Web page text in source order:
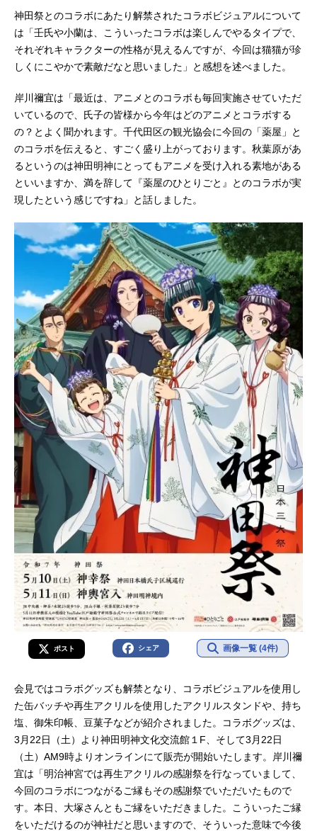
神田祭とのコラボにあたり解禁されたコラボビジュアルについて
は「壬氏や小蘭は、こういったコラボは楽しんでやるタイプで、
それぞれキャラクターの性格が見えるんですが、今回は猫猫が珍
しくにこやかで素敵だなと思いました」と感想を述べました。
岸川禰宜は「最近は、アニメとのコラボも毎回実施させていただ
いているので、氏子の皆様から今年はどのアニメとコラボする
の？とよく聞かれます。千代田区の観光協会に今回の「薬屋」と
のコラボを伝えると、すごく盛り上がっております。秋葉原があ
るというのは神田明神にとってもアニメを受け入れる素地がある
といいますか、満を辞して『薬屋のひとりごと』とのコラボが実
現したという感じですね」と話しました。
ポスト シェア 画像一覧 (4件)
会見ではコラボグッズも解禁となり、コラボビジュアルを使用し
た缶バッチや再生アクリルを使用したアクリルスタンドや、持ち
塩、御朱印帳、豆菓子などが紹介されました。コラボグッズは、
3月22日（土）より神田明神文化交流館１F、そして3月22日
（土）AM9時よりオンラインにて販売が開始いたします。岸川禰
宜は「明治神宮では再生アクリルの感謝祭を行なっていまして、
今回のコラボにつながるご縁もその感謝祭でいただいたもので
す。本日、大塚さんともご縁をいただきました。こういったご縁
をいただけるのが神社だと思いますので、そういった意味で今後